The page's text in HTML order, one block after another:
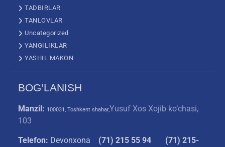
TADBIRLAR
TANLOVLAR
Uncategorized
YANGILIKLAR
YASHIL MAKON
BOG’LANISH
Manzil: 100031, Toshkent shahar,Yusuf Xos Xojib ko‘chasi,
103
Telefon: Devonxona (71) 215 55 94
(71) 215-